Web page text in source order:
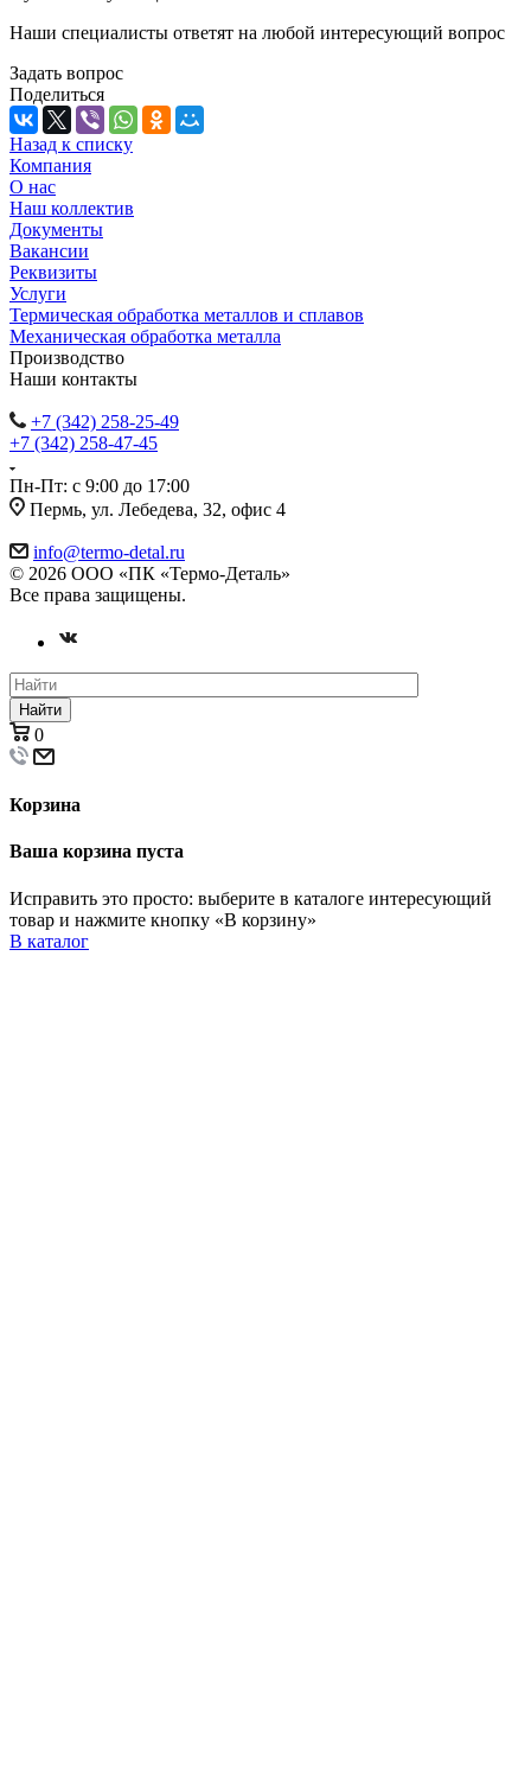
Наши специалисты ответят на любой интересующий вопрос
Задать вопрос
Поделиться
Назад к списку
Компания
О нас
Наш коллектив
Документы
Вакансии
Реквизиты
Услуги
Термическая обработка металлов и сплавов
Механическая обработка металла
Производство
Наши контакты
+7 (342) 258-25-49
+7 (342) 258-47-45
Пн-Пт: с 9:00 до 17:00
Пермь, ул. Лебедева, 32, офис 4
info@termo-detal.ru
© 2026 ООО «ПК «Термо-Деталь»
Все права защищены.
Найти
0
Корзина
Ваша корзина пуста
Исправить это просто: выберите в каталоге интересующий
товар и нажмите кнопку «В корзину»
В каталог